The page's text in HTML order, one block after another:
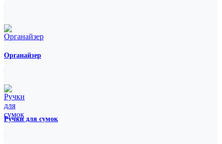
Органайзер
Ручки для сумок